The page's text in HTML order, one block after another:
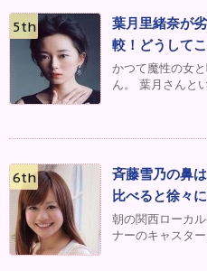
葉月里緒奈が
較！どうして
かつて魔性の女
ん。 葉月さんと
斉藤雪乃の鼻
比べると徐々
朝の関西ローカ
ナーのキャスタ